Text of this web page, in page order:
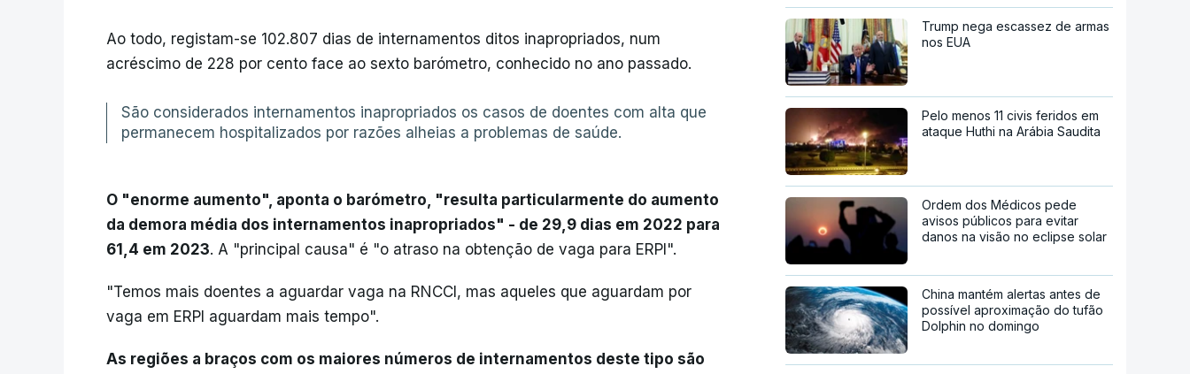
Ao todo, registam-se 102.807 dias de internamentos ditos inapropriados, num
acréscimo de 228 por cento face ao sexto barómetro, conhecido no ano passado.
São considerados internamentos inapropriados os casos de doentes com alta que
permanecem hospitalizados por razões alheias a problemas de saúde.
O "enorme aumento", aponta o barómetro, "resulta particularmente do aumento
da demora média dos internamentos inapropriados" - de 29,9 dias em 2022 para
61,4 em 2023. A "principal causa" é "o atraso na obtenção de vaga para ERPI".
"Temos mais doentes a aguardar vaga na RNCCI, mas aqueles que aguardam por
vaga em ERPI aguardam mais tempo".
As regiões a braços com os maiores números de internamentos deste tipo são
Trump nega escassez de armas
nos EUA
Pelo menos 11 civis feridos em
ataque Huthi na Arábia Saudita
Ordem dos Médicos pede
avisos públicos para evitar
danos na visão no eclipse solar
China mantém alertas antes de
possível aproximação do tufão
Dolphin no domingo